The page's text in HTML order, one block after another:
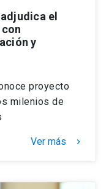
el
y
proyecto
milenios de
Ver más keyboard_arrow_right